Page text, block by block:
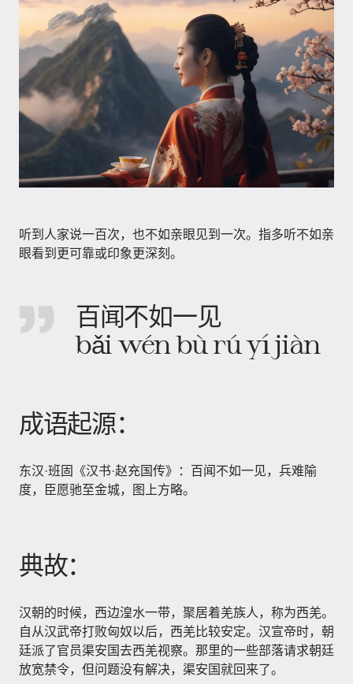
听到人家说一百次，也不如亲眼见到一次。指多听不如亲
眼看到更可靠或印象更深刻。
百闻不如一见
bǎi wén bù rú yí jiàn
成语起源：
东汉·班固《汉书·赵充国传》：百闻不如一见，兵难隃
度，臣愿驰至金城，图上方略。
典故：
汉朝的时候，西边湟水一带，聚居着羌族人，称为西羌。
自从汉武帝打败匈奴以后，西羌比较安定。汉宣帝时，朝
廷派了官员渠安国去西羌视察。那里的一些部落请求朝廷
放宽禁令，但问题没有解决，渠安国就回来了。